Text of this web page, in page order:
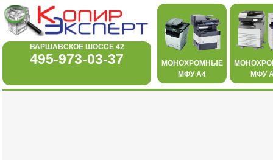
ВАРШАВСКОЕ ШОССЕ 42
495-973-03-37
МОНОХРОМНЫЕ
МФУ А4
МФУ